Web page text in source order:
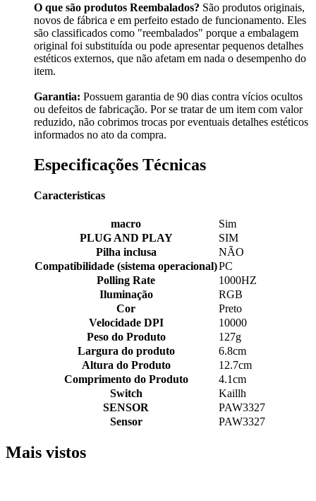
O que são produtos Reembalados? São produtos originais,
novos de fábrica e em perfeito estado de funcionamento. Eles
são classificados como "reembalados" porque a embalagem
original foi substituída ou pode apresentar pequenos detalhes
estéticos externos, que não afetam em nada o desempenho do
item.
Garantia: Possuem garantia de 90 dias contra vícios ocultos
ou defeitos de fabricação. Por se tratar de um item com valor
reduzido, não cobrimos trocas por eventuais detalhes estéticos
informados no ato da compra.
Especificações Técnicas
Caracteristicas
macro
Sim
PLUG AND PLAY
SIM
Pilha inclusa
NÃO
Compatibilidade (sistema operacional)PC
Polling Rate
1000HZ
Iluminação
RGB
Cor
Preto
Velocidade DPI
10000
Peso do Produto
127g
Largura do produto
6.8cm
Altura do Produto
12.7cm
Comprimento do Produto
4.1cm
Switch
Kaillh
SENSOR
PAW3327
Sensor
PAW3327
Mais vistos